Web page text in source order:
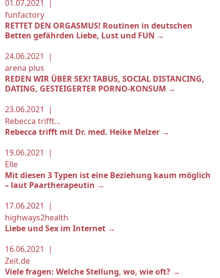
01.07.2021 |
funfactory
RETTET DEN ORGASMUS! Routinen in deutschen
Betten gefährden Liebe, Lust und FUN →
24.06.2021 |
arena plus
REDEN WIR ÜBER SEX! TABUS, SOCIAL DISTANCING,
DATING, GESTEIGERTER PORNO-KONSUM →
23.06.2021 |
Rebecca trifft...
Rebecca trifft mit Dr. med. Heike Melzer →
19.06.2021 |
Elle
Mit diesen 3 Typen ist eine Beziehung kaum möglich
– laut Paartherapeutin →
17.06.2021 |
highways2health
Liebe und Sex im Internet →
16.06.2021 |
Zeit.de
Viele fragen: Welche Stellung, wo, wie oft? →